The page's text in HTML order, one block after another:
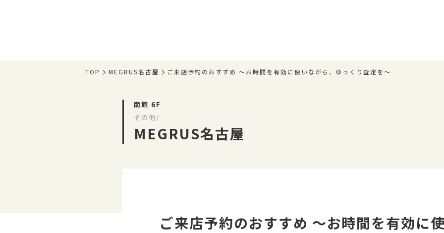
TOP MEGRUS名古屋 ご来店予約のおすすめ ～お時間を有効に使いながら、ゆっくり査定を～
南館 6F
その他/
MEGRUS名古屋
ご来店予約のおすすめ ～お時間を有効に